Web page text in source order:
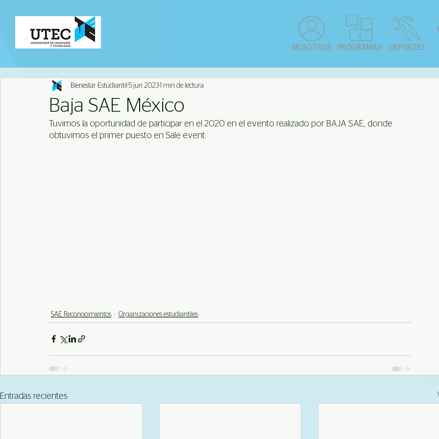
NOSOTROS PROGRAMAS DEPORTES
Baja SAE México
Bienestar Estudiantil 5 jun 20231 min de lectura
Tuvimos la oportunidad de participar en el 2020 en el evento realizado por BAJA SAE, donde
obtuvimos el primer puesto en Sale event.
SAE Reconocimientos Organizaciones estudiantiles
Entradas recientes